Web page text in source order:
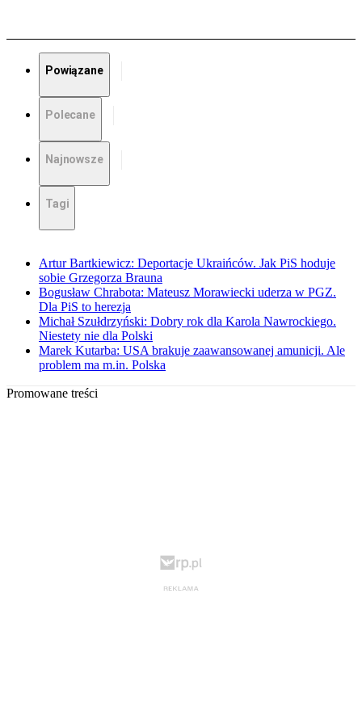
Powiązane
Polecane
Najnowsze
Tagi
Artur Bartkiewicz: Deportacje Ukraińców. Jak PiS hoduje
sobie Grzegorza Brauna
Bogusław Chrabota: Mateusz Morawiecki uderza w PGZ.
Dla PiS to herezja
Michał Szułdrzyński: Dobry rok dla Karola Nawrockiego.
Niestety nie dla Polski
Marek Kutarba: USA brakuje zaawansowanej amunicji. Ale
problem ma m.in. Polska
Promowane treści